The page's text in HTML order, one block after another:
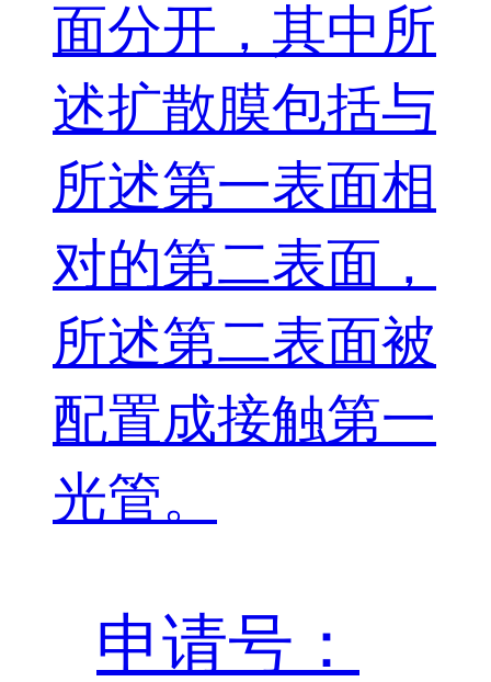
面分开，其中所
述扩散膜包括与
所述第一表面相
对的第二表面，
所述第二表面被
配置成接触第一
光管。
申请号：